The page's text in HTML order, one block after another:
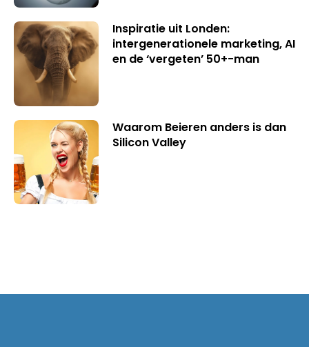
Inspiratie uit Londen:
intergenerationele marketing, AI
en de ‘vergeten’ 50+-man
Waarom Beieren anders is dan
Silicon Valley